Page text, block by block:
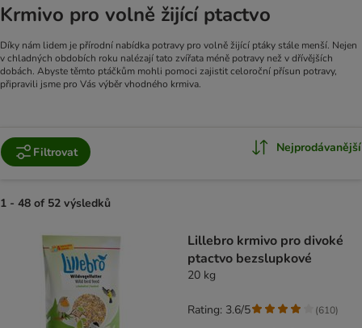
Krmivo pro volně žijící ptactvo
Díky nám lidem je přírodní nabídka potravy pro volně žijící ptáky stále menší. Nejen
v chladných obdobích roku nalézají tato zvířata méně potravy než v dřívějších
dobách. Abyste těmto ptáčkům mohli pomoci zajistit celoroční přísun potravy,
připravili jsme pro Vás výběr vhodného krmiva.
Filtrovat Nejprodávanější
1 - 48 of 52 výsledků
Lillebro krmivo pro divoké
ptactvo bezslupkové
20 kg
Rating: 3.6/5 (610)